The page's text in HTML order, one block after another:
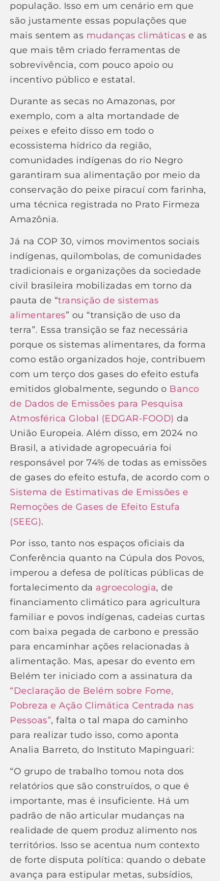
população. Isso em um cenário em que
são justamente essas populações que
mais sentem as mudanças climáticas e as
que mais têm criado ferramentas de
sobrevivência, com pouco apoio ou
incentivo público e estatal.
Durante as secas no Amazonas, por
exemplo, com a alta mortandade de
peixes e efeito disso em todo o
ecossistema hídrico da região,
comunidades indígenas do rio Negro
garantiram sua alimentação por meio da
conservação do peixe piracuí com farinha,
uma técnica registrada no Prato Firmeza
Amazônia.
Já na COP 30, vimos movimentos sociais
indígenas, quilombolas, de comunidades
tradicionais e organizações da sociedade
civil brasileira mobilizadas em torno da
pauta de “transição de sistemas
alimentares” ou “transição de uso da
terra”. Essa transição se faz necessária
porque os sistemas alimentares, da forma
como estão organizados hoje, contribuem
com um terço dos gases do efeito estufa
emitidos globalmente, segundo o Banco
de Dados de Emissões para Pesquisa
Atmosférica Global (EDGAR-FOOD) da
União Europeia. Além disso, em 2024 no
Brasil, a atividade agropecuária foi
responsável por 74% de todas as emissões
de gases do efeito estufa, de acordo com o
Sistema de Estimativas de Emissões e
Remoções de Gases de Efeito Estufa
(SEEG).
Por isso, tanto nos espaços oficiais da
Conferência quanto na Cúpula dos Povos,
imperou a defesa de políticas públicas de
fortalecimento da agroecologia, de
financiamento climático para agricultura
familiar e povos indígenas, cadeias curtas
com baixa pegada de carbono e pressão
para encaminhar ações relacionadas à
alimentação. Mas, apesar do evento em
Belém ter iniciado com a assinatura da
“Declaração de Belém sobre Fome,
Pobreza e Ação Climática Centrada nas
Pessoas”, falta o tal mapa do caminho
para realizar tudo isso, como aponta
Analia Barreto, do Instituto Mapinguari:
“O grupo de trabalho tomou nota dos
relatórios que são construídos, o que é
importante, mas é insuficiente. Há um
padrão de não articular mudanças na
realidade de quem produz alimento nos
territórios. Isso se acentua num contexto
de forte disputa política: quando o debate
avança para estipular metas, subsídios,